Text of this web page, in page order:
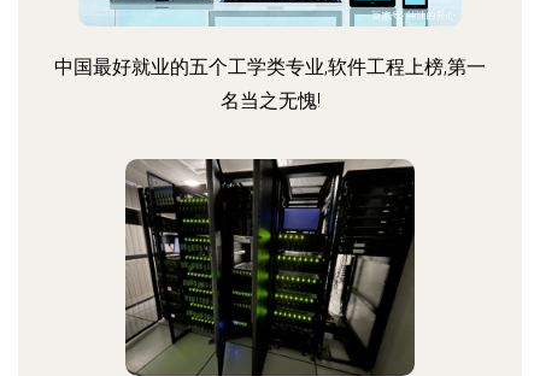
中国最好就业的五个工学类专业,软件工程上榜,第一
名当之无愧!